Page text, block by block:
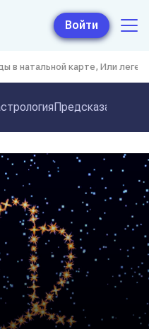
Войти
в натальной карте, Или